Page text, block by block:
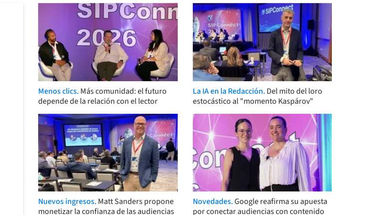
Menos clics. Más comunidad: el futuro
depende de la relación con el lector
La IA en la Redacción. Del mito del loro
estocástico al "momento Kaspárov"
Nuevos ingresos. Matt Sanders propone
monetizar la confianza de las audiencias
Novedades.Google reafirma su apuesta
por conectar audiencias con contenido